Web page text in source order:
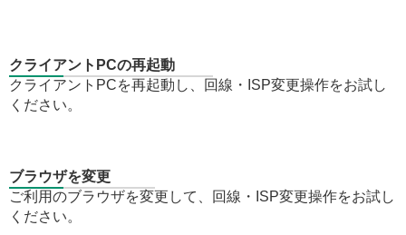
クライアントPCの再起動
クライアントPCを再起動し、回線・ISP変更操作をお試し
ください。
ブラウザを変更
ご利用のブラウザを変更して、回線・ISP変更操作をお試し
ください。